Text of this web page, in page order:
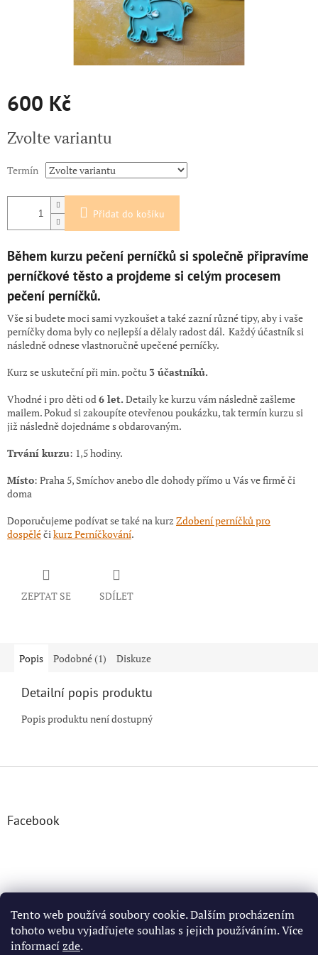
Tento web používá soubory cookie. Dalším procházením
tohoto webu vyjadřujete souhlas s jejich používáním. Více
informacízde.
600 Kč
cena:
Zvolte variantu
Termín
Přidat do košíku
Během kurzu pečení perníčků si společně připravíme
perníčkové těsto a projdeme si celým procesem
pečení perníčků.
Vše si budete moci sami vyzkoušet a takézazní různé tipy, aby i vaše
perníčky doma byly co nejlepší a dělaly radost dál. Každý účastník si
následně odnese vlastnoručně upečené perníčky.
Kurz se uskuteční při min. počtu 3 účastníků.
Vhodné i pro děti od6 let. Detaily ke kurzu vám následně zašleme
mailem. Pokud si zakoupíte otevřenou poukázku, tak termín kurzu si
již následně dojednáme s obdarovaným.
Trvání kurzu: 1,5 hodiny.
Místo: Praha 5, Smíchov anebo dle dohody přímo u Vás ve firmě či
doma
Doporučujeme podívat se také na kurz Zdobení perníčků pro
dospěléčikurz Perníčkování.
ZEPTAT SE SDÍLET
Popis Podobné (1) Diskuze
Detailní popis produktu
Popis produktu není dostupný
Facebook